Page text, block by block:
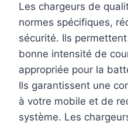
Les chargeurs de
normes spécifiques,
sécurité. Ils
bonne intensité de
appropriée pour la
Ils garantissent une
à votre mobile et de
système. Les